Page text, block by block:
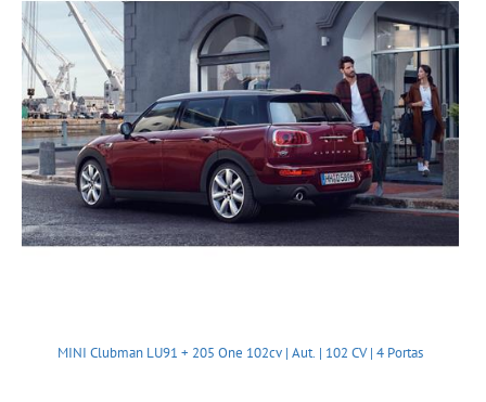
MINI Clubman LU91 + 205 One 102cv | Aut. | 102 CV | 4 Portas